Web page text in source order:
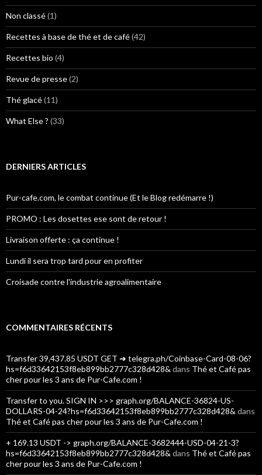
Non classé(1)
Recettes à base de thé et de café(42)
Recettes bio (4)
Revue de presse(2)
Thé glacé(11)
What Else ? (33)
DERNIERS ARTICLES
Pur-cafe.com, le combat continue (Et le Blog redémarre !)
PROMO : Les dosettes ese sont de retour !
Livraison offerte : ça continue !
Lundi il sera trop tard pour en profiter
Croisade contre l'industrie agroalimentaire
COMMENTAIRES RÉCENTS
Transfer 39,437.85 USDT GET ➜ telegra.ph/Coinbase-Card-08-06?
hs=f6d33642153f8eb899bb2777c328d428& dans Thé et Café pas
cher pour les 3 ans de Pur-Cafe.com !
Transfer to you. SIGN IN >>> graph.org/BALANCE-36824-US-
DOLLARS-04-24?hs=f6d33642153f8eb899bb2777c328d428& dans
Thé et Café pas cher pour les 3 ans de Pur-Cafe.com !
+ 169.13 USDT -> graph.org/BALANCE-3682444-USD-04-21-3?
hs=f6d33642153f8eb899bb2777c328d428& dans Thé et Café pas
cher pour les 3 ans de Pur-Cafe.com !